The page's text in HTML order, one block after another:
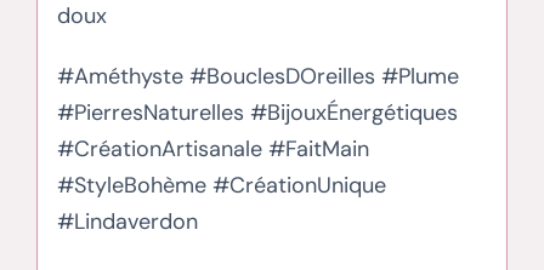
doux
#Améthyste #BouclesDOreilles #Plume
#PierresNaturelles #BijouxÉnergétiques
#CréationArtisanale #FaitMain
#StyleBohème #CréationUnique
#Lindaverdon